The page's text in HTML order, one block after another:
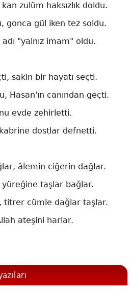
zulüm haksızlık doldu.
gonca gül iken tez soldu.
"yalnız imam" oldu.
sakin bir hayatı seçti.
Hasan'ın canından geçti.
evde zehirletti.
dostlar defnetti.
âlemin ciğerin dağlar.
taşlar bağlar.
titrer cümle dağlar taşlar.
ateşini harlar.